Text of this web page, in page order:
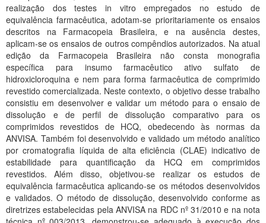
Planalto
realização dos testes in vitro empregados no estudo de
equivalência farmacêutica, adotam-se prioritariamente os ensaios
descritos na Farmacopeia Brasileira, e na ausência destes,
aplicam-se os ensaios de outros compêndios autorizados. Na atual
edição da Farmacopeia Brasileira não consta monografia
específica para insumo farmacêutico ativo sulfato de
hidroxicloroquina e nem para forma farmacêutica de comprimido
revestido comercializada. Neste contexto, o objetivo desse trabalho
consistiu em desenvolver e validar um método para o ensaio de
dissolução e de perfil de dissolução comparativo para os
comprimidos revestidos de HCQ, obedecendo às normas da
ANVISA. Também foi desenvolvido e validado um método analítico
por cromatografia líquida de alta eficiência (CLAE) indicativo de
estabilidade para quantificação da HCQ em comprimidos
revestidos. Além disso, objetivou-se realizar os estudos de
equivalência farmacêutica aplicando-se os métodos desenvolvidos
e validados. O método de dissolução, desenvolvido conforme as
diretrizes estabelecidas pela ANVISA na RDC nº 31/2010 e na nota